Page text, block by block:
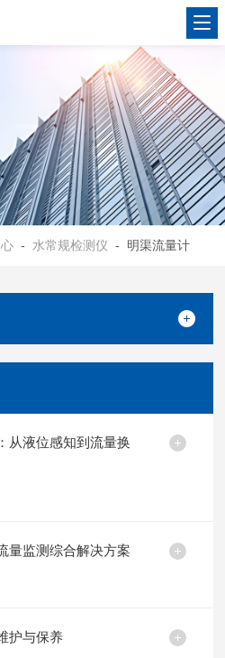
- 水常规检测仪 - 明渠流量计
从液位感知到流量换
量监测综合解决方案
护与保养